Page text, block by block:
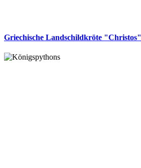
Griechische Landschildkröte "Christos"